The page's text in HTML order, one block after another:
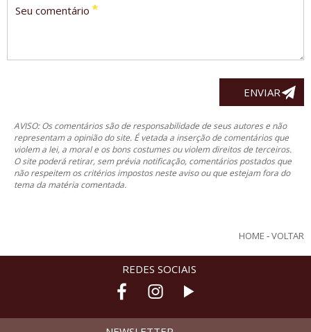
Seu comentário *
AVISO: Os comentários são de responsabilidade de seus autores e não
representam a opinião do site. É vetada a inserção de comentários que
violem a lei, a moral e os bons costumes ou violem direitos de terceiros.
O site poderá retirar, sem prévia notificação, comentários postados que
não respeitem os critérios impostos neste aviso ou que estejam fora do
tema da matéria comentada.
HOME -VOLTAR
REDES SOCIAIS